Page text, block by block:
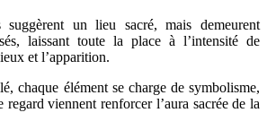
un lieu sacré, mais demeurent
laissant toute la place à l’intensité de
et l’apparition.
chaque élément se charge de symbolisme,
regard viennent renforcer l’aura sacrée de la